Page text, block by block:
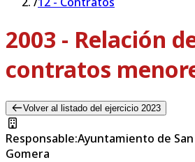
2003 - Relación
contratos
Volver al listado del ejercicio 2023
Responsable:Ayuntamiento de
Gomera